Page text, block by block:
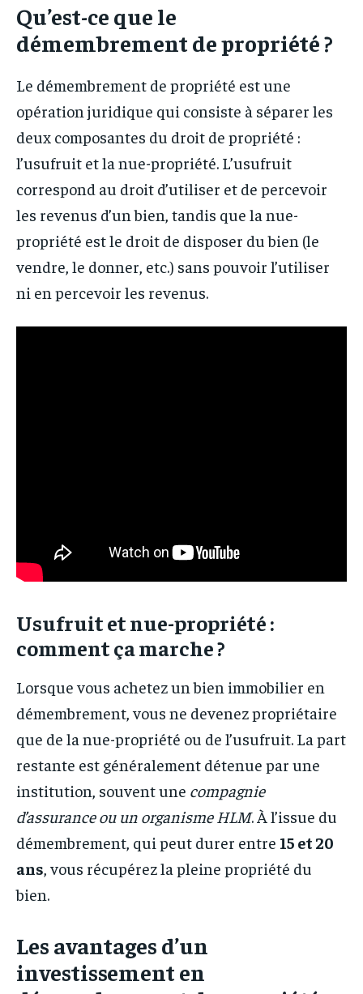
Qu’est-ce que le
démembrement de propriété ?
Le démembrement de propriété est une
opération juridique qui consiste à séparer les
deux composantes du droit de propriété :
l’usufruit et la nue-propriété. L’usufruit
correspond au droit d’utiliser et de percevoir
les revenus d’un bien, tandis que la nue-
propriété est le droit de disposer du bien (le
vendre, le donner, etc.) sans pouvoir l’utiliser
ni en percevoir les revenus.
Usufruit et nue-propriété :
comment ça marche ?
Lorsque vous achetez un bien immobilier en
démembrement, vous ne devenez propriétaire
que de la nue-propriété ou de l’usufruit. La part
restante est généralement détenue par une
institution, souvent une compagnie
d’assurance ou un organisme HLM. À l’issue du
démembrement, qui peut durer entre 15 et 20
ans , vous récupérez la pleine propriété du
bien.
Les avantages d’un
investissement en